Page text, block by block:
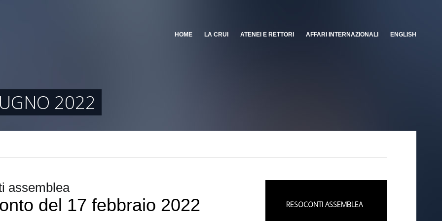
HOME LA CRUI ATENEI E RETTORI AFFARI INTERNAZIONALI ENGLISH
2022
assemblea
del 17 febbraio 2022 RESOCONTI ASSEMBLEA